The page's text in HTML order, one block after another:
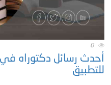
0
أحدث رسائل دكتوراه في
للتطبيق